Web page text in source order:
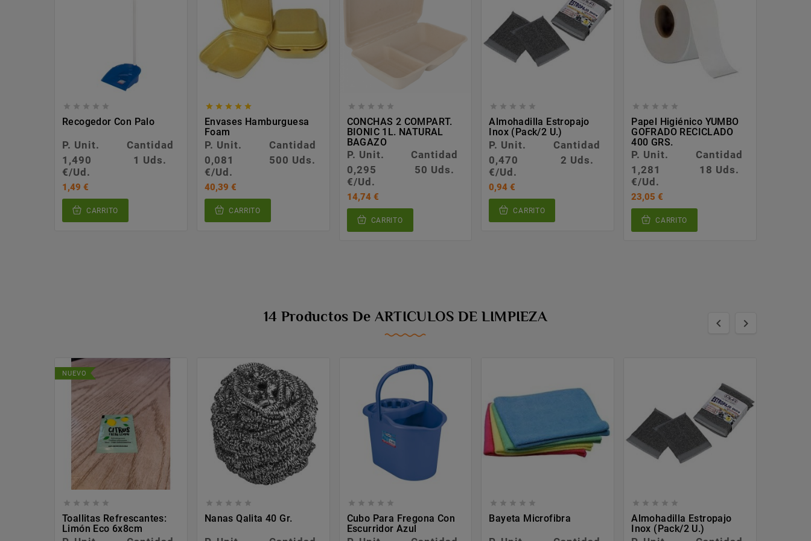
    
Recogedor Con Palo
P. Unit.
Cantidad
1,490
€/Ud.
1 Uds.
1,49 €
CARRITO
    
Envases Hamburguesa
Foam
P. Unit.
Cantidad
0,081
€/Ud.
500 Uds.
40,39 €
CARRITO
    
CONCHAS 2 COMPART.
BIONIC 1L. NATURAL
BAGAZO
P. Unit.
Cantidad
0,295
€/Ud.
50 Uds.
14,74 €
CARRITO
    
Almohadilla Estropajo
Inox (pack/2 U.)
P. Unit.
Cantidad
0,470
€/Ud.
2 Uds.
0,94 €
CARRITO
    
Papel Higiénico YUMBO
GOFRADO RECICLADO
400 GRS.
P. Unit.
Cantidad
1,281
€/Ud.
18 Uds.
23,05 €
CARRITO
14 Productos De ARTICULOS DE LIMPIEZA  
NUEVO
    
Toallitas Refrescantes:
Limón Eco 6x8cm
    
Nanas Qalita 40 Gr.
    
Cubo Para Fregona Con
Escurridor Azul
    
Bayeta Microfibra
    
Almohadilla Estropajo
Inox (pack/2 U.)